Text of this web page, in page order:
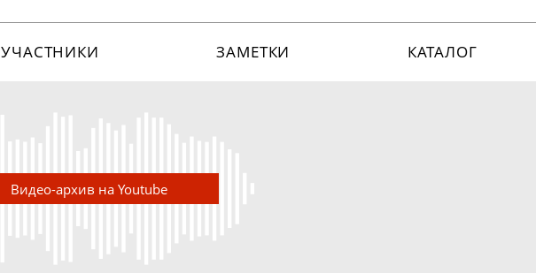
УЧАСТНИКИ ЗАМЕТКИ КАТАЛОГ
Видео-архив на Youtube